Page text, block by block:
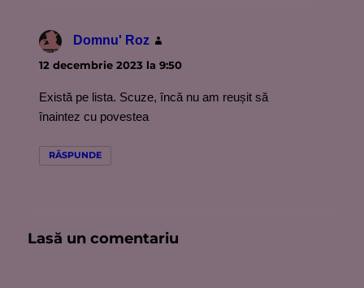
Domnu' Roz
12 decembrie 2023 la 9:50
Există pe lista. Scuze, încă nu am reușit să
înaintez cu povestea
RĂSPUNDE
Lasă un comentariu